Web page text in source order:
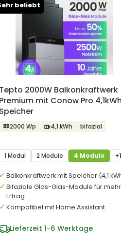
beliebt
Tepto 2000W Balkonkraftwerk
Premium mit Conow Pro 4,1kWh
Speicher
2000 Wp 4,1 kWh bifazial
1 Modul 2 Module 4 Module +1
Lieferzeit 1-6 Werktage
Balkonkraftwerk mit Speicher (4,1
Bifaziale Glas-Glas-Module für mehr
Ertrag
Kompatibel mit Home Assistant